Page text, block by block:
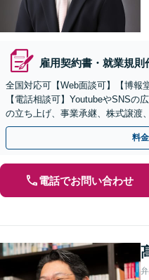
雇用契約書・就業規則
全国対応可【Web面談可】【博報
【電話相談可】YoutubeやSNSの
の立ち上げ、事業承継、株式譲渡
ー・ドラフトなどに対応。
料
電話でお問い合わせ